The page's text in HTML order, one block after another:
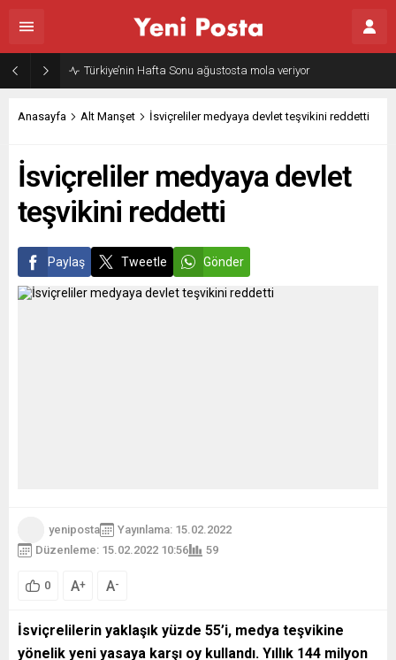
Gazze’nin geleceği: Teknokratik kontrol mü, kolonializm mi?
Anasayfa Alt Manşet İsviçreliler medyaya devlet teşvikini reddetti
İsviçreliler medyaya devlet
teşvikini reddetti
Paylaş Tweetle Gönder
yeniposta
Yayınlama: 15.02.2022
Düzenleme: 15.02.2022 10:56
59
0 A+ A-
İsviçrelilerin yaklaşık yüzde 55’i, medya teşvikine
yönelik yeni yasaya karşı oy kullandı. Yıllık 144 milyon